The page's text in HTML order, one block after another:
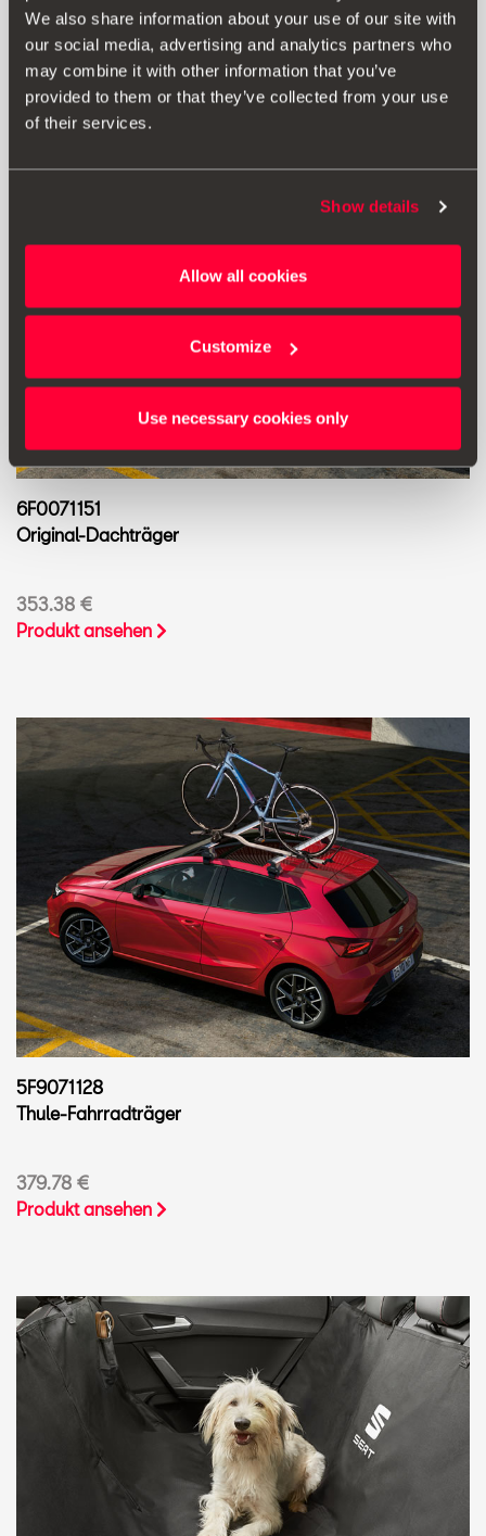
We also share information about your use of our site with
our social media, advertising and analytics partners who
may combine it with other information that you’ve
provided to them or that they’ve collected from your use
of their services.
Show details
Allow all cookies
Customize
Use necessary cookies only
9.79 €
Produkt ansehen
6F0071151
Original-Dachträger
353.38 €
Produkt ansehen
5F9071128
Thule-Fahrradträger
379.78 €
Produkt ansehen